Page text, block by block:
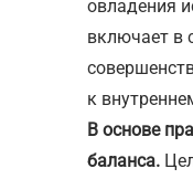
овладения
включает в
к
В основе
баланса.